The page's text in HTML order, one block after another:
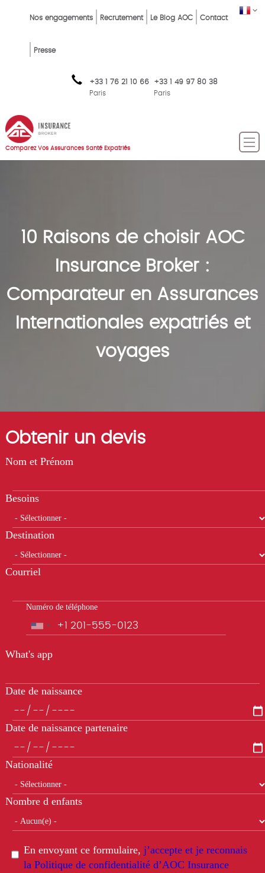
FR
Top
FR
Nos engagements Recrutement Le Blog AOC Contact
Presse
+33 1 76 21 10 66
Paris
+33 1 49 97 80 38
Paris
Comparez Vos Assurances Santé Expatriés
10 Raisons de choisir AOC
Insurance Broker :
Comparateur en Assurances
Internationales expatriés et
voyages
Obtenir un devis
Nom et Prénom
Besoins
Destination
Courriel
Numéro de téléphone
Téléphone
What's app
Date de naissance
Date de naissance partenaire
Nationalité
Nombre d enfants
En envoyant ce formulaire, j’accepte et je reconnais
la Politique de confidentialité d’AOC Insurance